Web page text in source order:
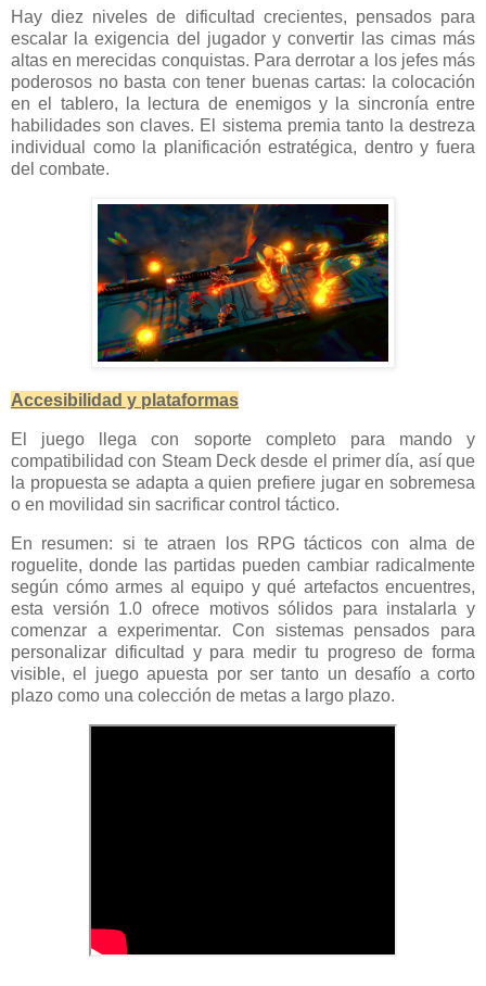
Hay diez niveles de dificultad crecientes, pensados para
escalar la exigencia del jugador y convertir las cimas más
altas en merecidas conquistas. Para derrotar a los jefes más
poderosos no basta con tener buenas cartas: la colocación
en el tablero, la lectura de enemigos y la sincronía entre
habilidades son claves. El sistema premia tanto la destreza
individual como la planificación estratégica, dentro y fuera
del combate.
Accesibilidad y plataformas
El juego llega con soporte completo para mando y
compatibilidad con Steam Deck desde el primer día, así que
la propuesta se adapta a quien prefiere jugar en sobremesa
o en movilidad sin sacrificar control táctico.
En resumen: si te atraen los RPG tácticos con alma de
roguelite, donde las partidas pueden cambiar radicalmente
según cómo armes al equipo y qué artefactos encuentres,
esta versión 1.0 ofrece motivos sólidos para instalarla y
comenzar a experimentar. Con sistemas pensados para
personalizar dificultad y para medir tu progreso de forma
visible, el juego apuesta por ser tanto un desafío a corto
plazo como una colección de metas a largo plazo.